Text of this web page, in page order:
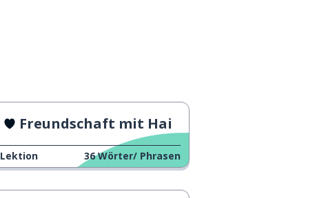
Freundschaft mit Hai
Lektion 36 Wörter/ Phrasen